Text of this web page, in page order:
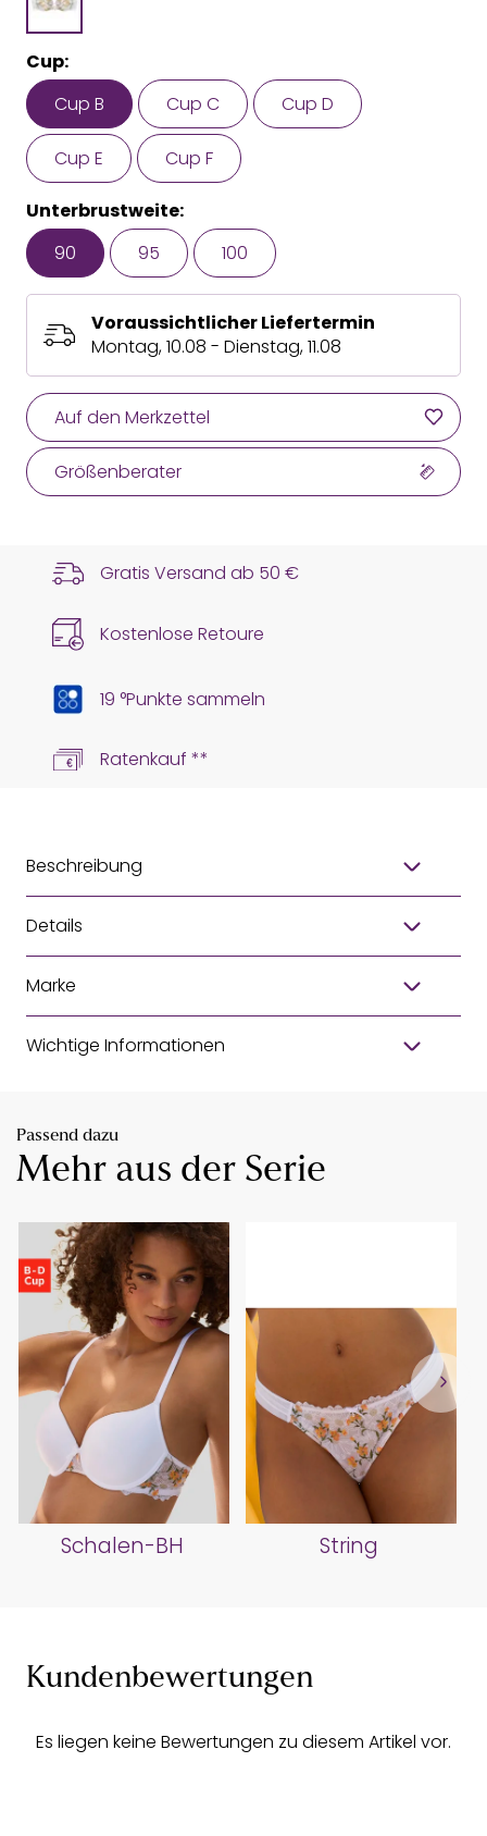
Cup:
Cup B
Cup C Cup D
Cup E Cup F
Unterbrustweite:
90
95 100
Voraussichtlicher Liefertermin
Montag, 10.08 - Dienstag, 11.08
Auf den Merkzettel
Größenberater
Gratis Versand ab 50 €
Kostenlose Retoure
19 °Punkte sammeln
Ratenkauf **
Beschreibung
Details
Marke
Wichtige Informationen
Passend dazu
Mehr aus der Serie
Schalen-BH String
Kundenbewertungen
Es liegen keine Bewertungen zu diesem Artikel vor.